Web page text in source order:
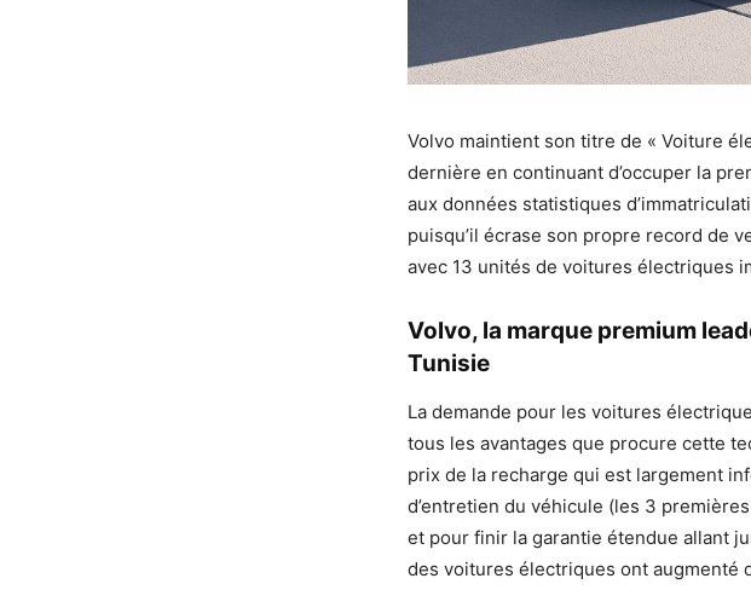
Volvo maintient son titre de « Voiture
dernière en continuant d’occuper la
aux données statistiques
puisqu’il écrase son propre record de
avec 13 unités de voitures électriques
Volvo, la marque premium
Tunisie
La demande pour les voitures
tous les avantages que procure cette
prix de la recharge qui est largement
d’entretien du véhicule (les 3
et pour finir la garantie étendue allant
des voitures électriques ont augmenté